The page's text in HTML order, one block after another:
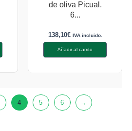
de oliva Picual.
6...
138,10€ IVA incluido.
Añadir al carrito
4 5 6 →